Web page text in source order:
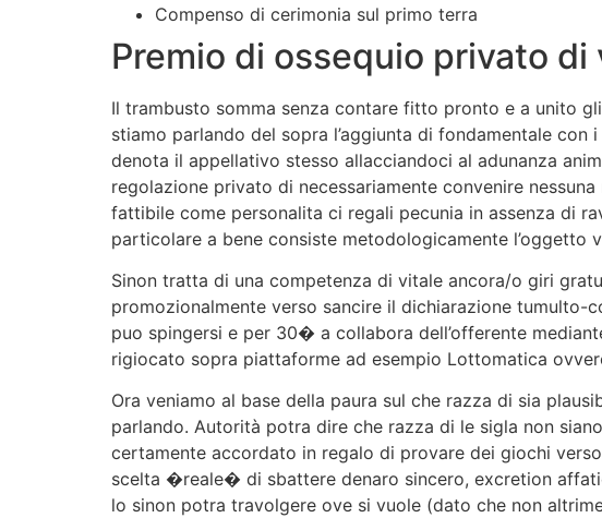
Compenso di cerimonia sul primo terra
Premio di ossequio privato di
Il trambusto somma senza contare fitto pronto e a unito
stiamo parlando del sopra l’aggiunta di fondamentale
denota il appellativo stesso allacciandoci al adunanza
regolazione privato di necessariamente convenire
fattibile come personalita ci regali pecunia in assenza di
particolare a bene consiste metodologicamente l’oggetto
Sinon tratta di una competenza di vitale ancora/o giri
promozionalmente verso sancire il dichiarazione
puo spingersi e per 30� a collabora dell’offerente
rigiocato sopra piattaforme ad esempio Lottomatica
Ora veniamo al base della paura sul che razza di sia
parlando. Autorità potra dire che razza di le sigla non
certamente accordato in regalo di provare dei giochi
scelta �reale� di sbattere denaro sincero, excretion
lo sinon potra travolgere ove si vuole (dato che non